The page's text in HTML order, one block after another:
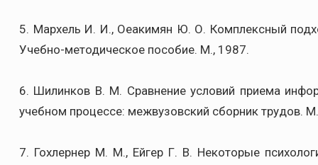
5. Мархель И. И., Оеакимян Ю. О. Комплексный
Учебно-методическое пособие. М., 1987.
6. Шилинков В. М. Сравнение условий приема
учебном процессе: межвузовский сборник трудов.
7. Гохлернер М. М., Ейгер Г. В. Некоторые